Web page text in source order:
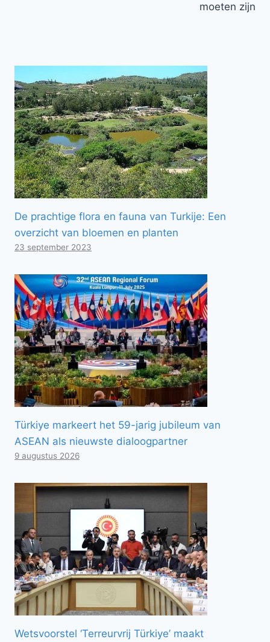
moeten zijn
De prachtige flora en fauna van Turkije: Een
overzicht van bloemen en planten
23 september 2023
Türkiye markeert het 59-jarig jubileum van
ASEAN als nieuwste dialoogpartner
9 augustus 2026
Wetsvoorstel ‘Terreurvrij Türkiye’ maakt